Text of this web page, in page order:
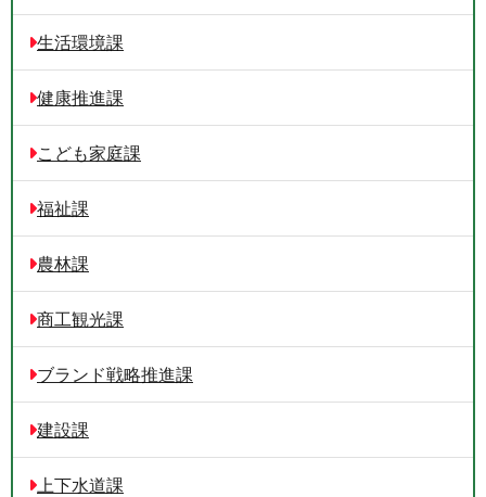
生活環境課
健康推進課
こども家庭課
福祉課
農林課
商工観光課
ブランド戦略推進課
建設課
上下水道課